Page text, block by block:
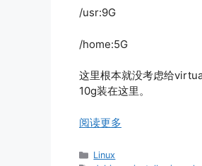
/usr:9G
/home:5G
这里根本就没考虑给
10g装在这里。
阅读更多
分
Linux